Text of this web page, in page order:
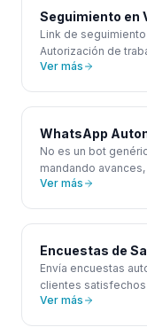
Seguimiento en
Link de
Autorización de
Ver más
WhatsApp
No es un bot
mandando
Ver más
Encuestas de
Envía encuestas
clientes satisfechos
Ver más